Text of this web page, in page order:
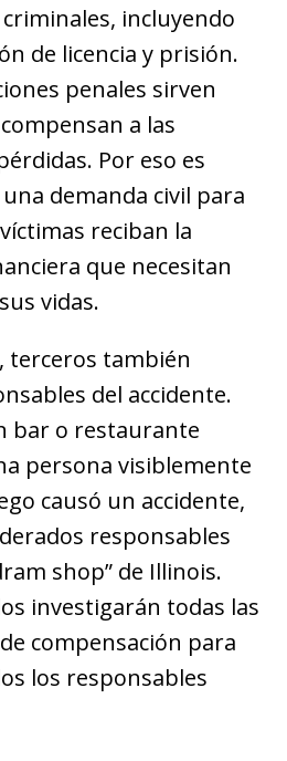
incluyendo
de licencia y prisión.
penales sirven
a las
Por eso es
demanda civil para
reciban la
que necesitan
vidas.
terceros también
del accidente.
bar o restaurante
persona visiblemente
causó un accidente,
responsables
shop” de Illinois.
investigarán todas las
compensación para
los responsables